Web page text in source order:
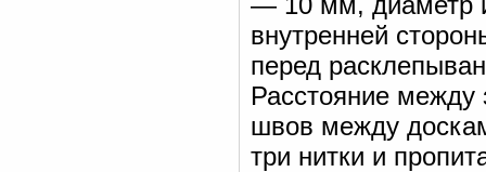
внутренней
перед
Расстояние
швов между
три нитки и